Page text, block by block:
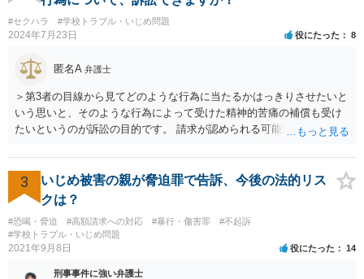
#セクハラ #学校トラブル・いじめ問題
2024年7月23日 役にたった 8
匿名A 弁護士
＞第3者の目線から見てどのような行為に当たるかはっきりさせたいと
いう思いと、そのような行為によって受けた精神的苦痛の補償も受け
たいというのが訴訟の目的です。 請求が認められる可能性は低いかと
3
いじめ被害の親が脅迫罪で告訴、今後の法的リス
クは？
#恐喝・脅迫 #高額請求への対応 #暴行・傷害罪
#不起訴
#学校トラブル・いじめ問題
2021年9月8日 役にたった 14
刑事事件に強い弁護士